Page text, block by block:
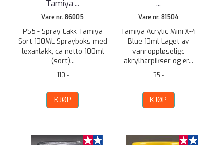
Tamiya ...
Vare nr. 86005
PS5 - Spray Lakk Tamiya
Sort 100ML Sprayboks med
lexanlakk, ca netto 100ml
(sort)...
110,-
KJØP
...
Vare nr. 81504
Tamiya Acrylic Mini X-4
Blue 10ml Laget av
vannoppløselige
akrylharpikser og er...
35,-
KJØP